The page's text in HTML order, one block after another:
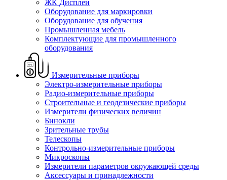
ЖК Дисплеи
Оборудование для маркировки
Оборудование для обучения
Промышленная мебель
Комплектующие для промышленного
оборудования
Измерительные приборы
Электро-измерительные приборы
Радио-измерительные приборы
Строительные и геодезические приборы
Измерители физических величин
Бинокли
Зрительные трубы
Телескопы
Контрольно-измерительные приборы
Микроскопы
Измерители параметров окружающей среды
Аксессуары и принадлежности